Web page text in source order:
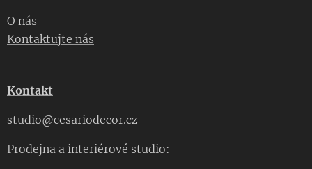
O nás
Kontaktujte nás
Kontakt
studio@cesariodecor.cz
Prodejna a interiérové studio: